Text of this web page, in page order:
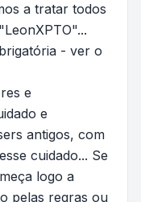
a tratar todos
- ver o
e
e
antigos, com
cuidado... Se
logo a
pelas regras ou